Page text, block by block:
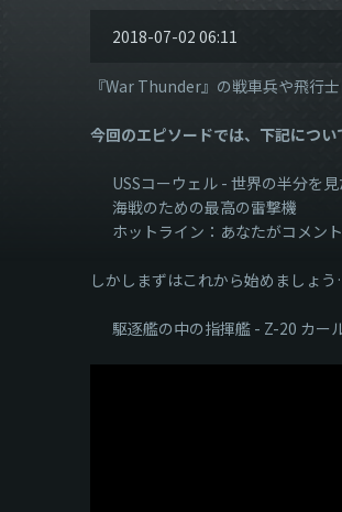
2018-07-02 06:11
『War Thunder』の戦車兵や飛行
今回のエピソードでは、下記につい
USSコーウェル - 世界の半分を
海戦のための最高の雷撃機
ホットライン：あなたがコメン
しかしまずはこれから始めましょ
駆逐艦の中の指揮艦 - Z-20 カー